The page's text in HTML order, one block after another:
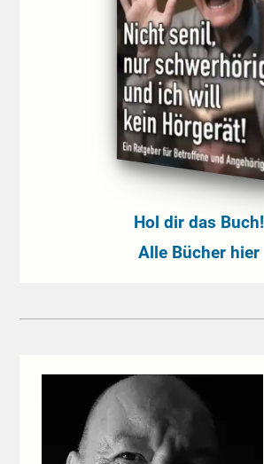
Hol dir das Buch!
Alle Bücher hier